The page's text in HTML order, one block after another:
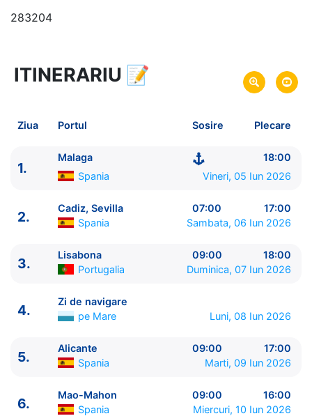
283204
11 zile vacanta de croaziera in
Marea Mediterana de Vest si Lisabona -
link oferta
Plecare pe 05 Iun 2026 din Malaga, Spania
MSC Cruises
ITINERARIU
----------------------------------------
1. Malaga Spania
ITINERARIU 📝
Ziua Portul Sosire Plecare
1.
Malaga
18:00
Spania
Vineri, 05 Iun 2026
2.
Cadiz, Sevilla 07:00
17:00
Spania
Sambata, 06 Iun 2026
3.
Lisabona 09:00
18:00
Portugalia
Duminica, 07 Iun 2026
4.
Zi de navigare
pe Mare
Luni, 08 Iun 2026
5.
Alicante 09:00
17:00
Spania
Marti, 09 Iun 2026
6.
Mao-Mahon 09:00
16:00
Spania
Miercuri, 10 Iun 2026